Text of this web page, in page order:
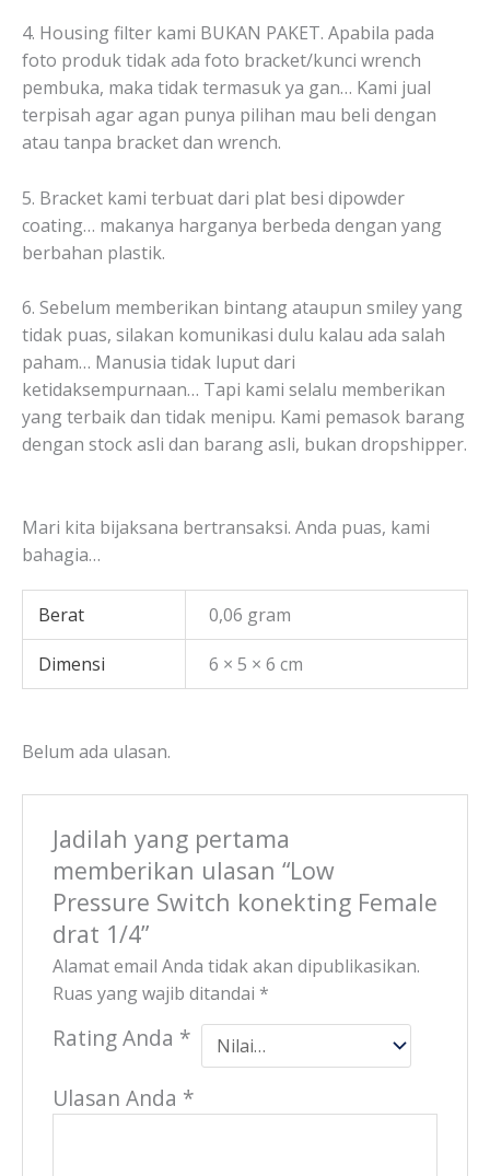
4. Housing filter kami BUKAN PAKET. Apabila pada
foto produk tidak ada foto bracket/kunci wrench
pembuka, maka tidak termasuk ya gan… Kami jual
terpisah agar agan punya pilihan mau beli dengan
atau tanpa bracket dan wrench.
5. Bracket kami terbuat dari plat besi dipowder
coating… makanya harganya berbeda dengan yang
berbahan plastik.
6. Sebelum memberikan bintang ataupun smiley yang
tidak puas, silakan komunikasi dulu kalau ada salah
paham… Manusia tidak luput dari
ketidaksempurnaan… Tapi kami selalu memberikan
yang terbaik dan tidak menipu. Kami pemasok barang
dengan stock asli dan barang asli, bukan dropshipper.
Mari kita bijaksana bertransaksi. Anda puas, kami
bahagia…
Berat 0,06 gram
Dimensi 6 × 5 × 6 cm
Belum ada ulasan.
Jadilah yang pertama
memberikan ulasan “Low
Pressure Switch konekting Female
drat 1/4”
Alamat email Anda tidak akan dipublikasikan.
Ruas yang wajib ditandai *
Rating Anda *
Ulasan Anda *